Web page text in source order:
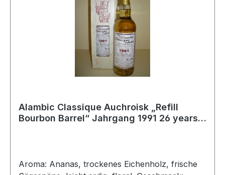
Alambic Classique Auchroisk „Refill
Bourbon Barrel“ Jahrgang 1991 26 years
Aroma: Ananas, trockenes Eichenholz, frische